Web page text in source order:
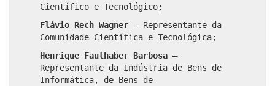
Científico e Tecnológico;
Flávio Rech Wagner – Representante da
Comunidade Científica e Tecnológica;
Henrique Faulhaber Barbosa –
Representante da Indústria de Bens de
Informática, de Bens de